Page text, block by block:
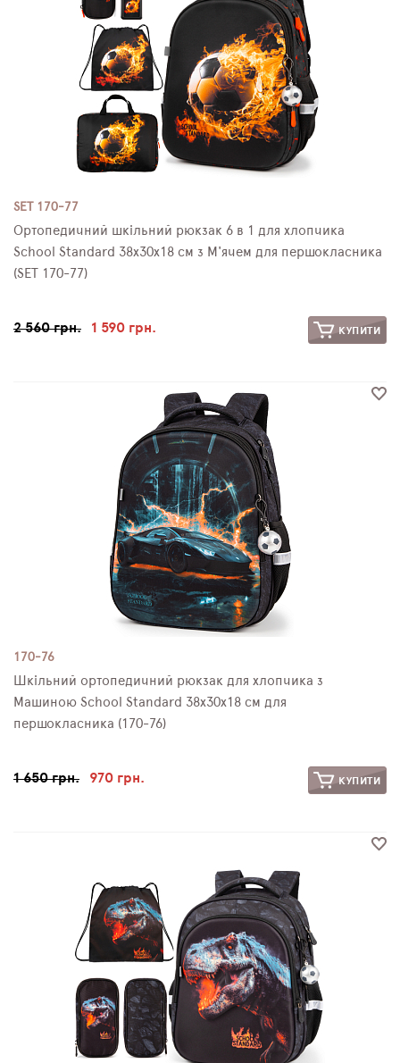
SET 170-77
Ортопедичний шкільний рюкзак 6 в 1 для хлопчика
School Standard 38х30х18 см з М'ячем для першокласника
(SET 170-77)
2 560 грн. 1 590 грн. КУПИТИ
170-76
Шкільний ортопедичний рюкзак для хлопчика з
Машиною School Standard 38х30х18 см для
першокласника (170-76)
1 650 грн. 970 грн. КУПИТИ